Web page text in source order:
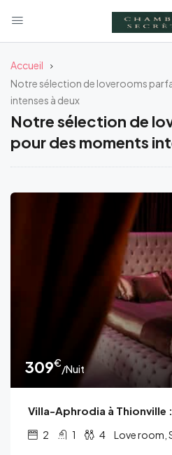
Accueil
Notre sélection de loverooms
intenses à deux
Notre sélection de
pour des moments
309€/Nuit
2 1 4 Love room,